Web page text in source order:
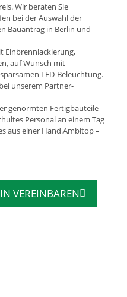
Wir beraten Sie
bei der Auswahl der
Bauantrag in Berlin und
Einbrennlackierung,
auf Wunsch mit
LED-Beleuchtung.
unserem Partner-
genormten Fertigbauteile
Personal an einem Tag
aus einer Hand.Ambitop –
VEREINBAREN